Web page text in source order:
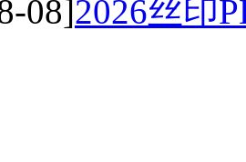
08]2026丝印